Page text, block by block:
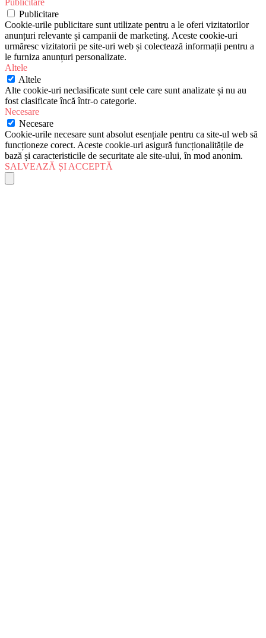
Publicitare
Publicitare
Cookie-urile publicitare sunt utilizate pentru a le oferi vizitatorilor
anunțuri relevante și campanii de marketing. Aceste cookie-uri
urmăresc vizitatorii pe site-uri web și colectează informații pentru a
le furniza anunțuri personalizate.
Altele
Altele
Alte cookie-uri neclasificate sunt cele care sunt analizate și nu au
fost clasificate încă într-o categorie.
Necesare
Necesare
Cookie-urile necesare sunt absolut esențiale pentru ca site-ul web să
funcționeze corect. Aceste cookie-uri asigură funcționalitățile de
bază și caracteristicile de securitate ale site-ului, în mod anonim.
SALVEAZĂ ȘI ACCEPTĂ